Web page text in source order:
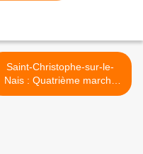
Saint-Christophe-sur-le-
Nais : Quatrième marché
de Noël à La Chartrie >